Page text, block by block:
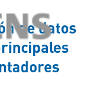
de datos